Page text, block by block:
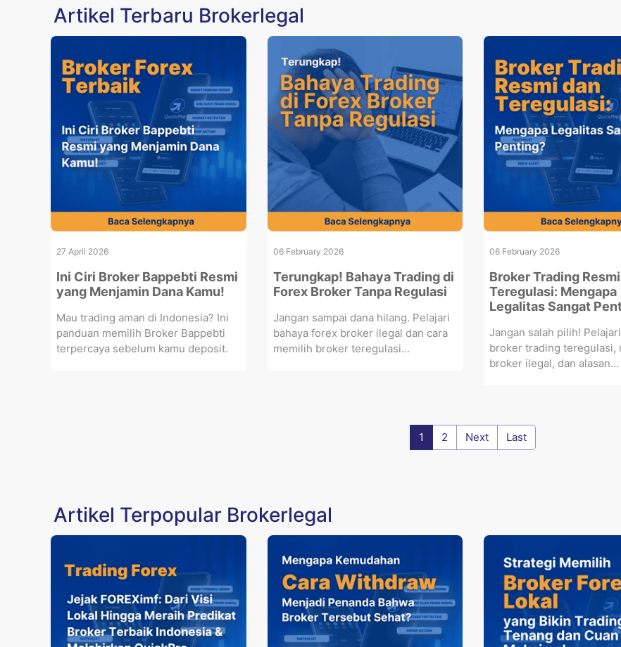
Artikel Terbaru Brokerlegal
27 April 2026
Ini Ciri Broker Bappebti Resmi
yang Menjamin Dana Kamu!
Mau trading aman di Indonesia? Ini
panduan memilih Broker Bappebti
terpercaya sebelum kamu deposit.
06 February 2026
Terungkap! Bahaya Trading di
Forex Broker Tanpa Regulasi
Jangan sampai dana hilang. Pelajari
bahaya forex broker ilegal dan cara
memilih broker teregulasi...
06 February 2026
Broker Trading
Teregulasi: Mengapa
Legalitas Sangat
Jangan salah pilih!
broker trading teregulasi,
broker ilegal, dan alasan...
1 2 Next Last
Artikel Terpopular Brokerlegal